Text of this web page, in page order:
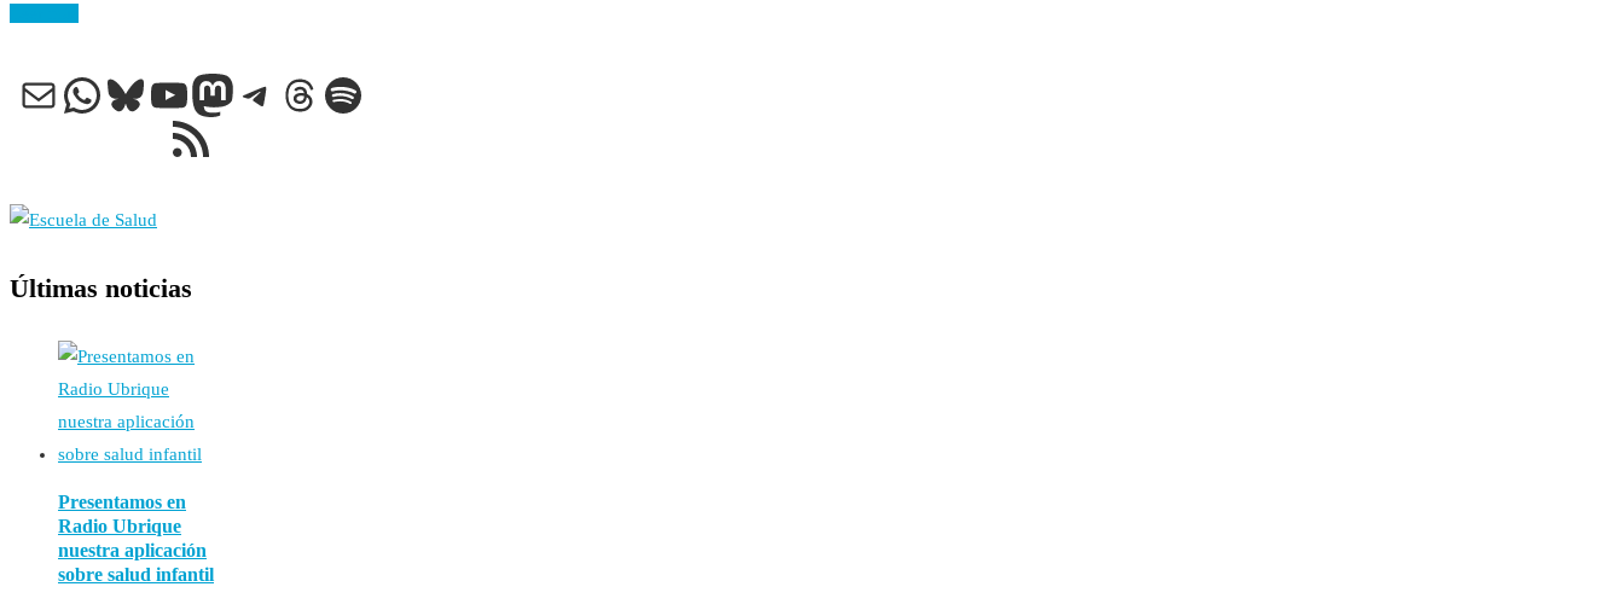
Correo electrónico
WhatsApp
Bluesky
YouTube
Mastodon
Telegram
Threads
Spotify
Feed RSS
Últimas noticias
Presentamos en
Radio Ubrique
nuestra aplicación
sobre salud infantil